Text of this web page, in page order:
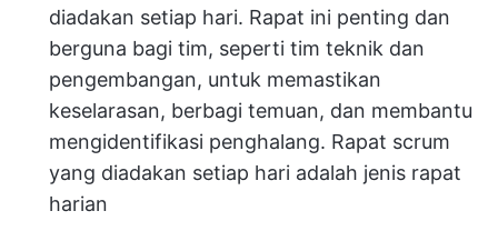
diadakan setiap hari. Rapat ini penting dan
berguna bagi tim, seperti tim teknik dan
pengembangan, untuk memastikan
keselarasan, berbagi temuan, dan membantu
mengidentifikasi penghalang. Rapat scrum
yang diadakan setiap hari adalah jenis rapat
harian